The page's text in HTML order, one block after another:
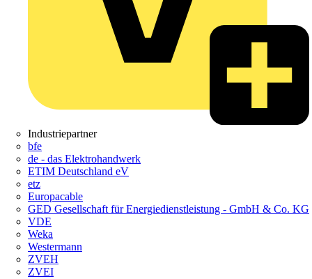
Industriepartner
bfe
de - das Elektrohandwerk
ETIM Deutschland eV
etz
Europacable
GED Gesellschaft für Energiedienstleistung - GmbH & Co. KG
VDE
Weka
Westermann
ZVEH
ZVEI